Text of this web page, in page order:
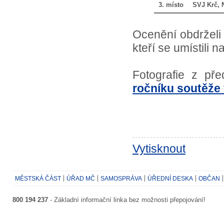
3. místo SVJ Krč,
Ocenění
kteří se umístili
Fotografie z
ročníku
Vytisknout
MĚSTSKÁ ČÁST ÚŘAD MČ SAMOSPRÁVA ÚŘEDNÍ DESKA OBČAN
800 194 237 - Základní informační linka bez možnosti přepojování!